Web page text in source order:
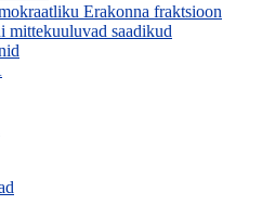
Erakonna fraktsioon
mittekuuluvad saadikud